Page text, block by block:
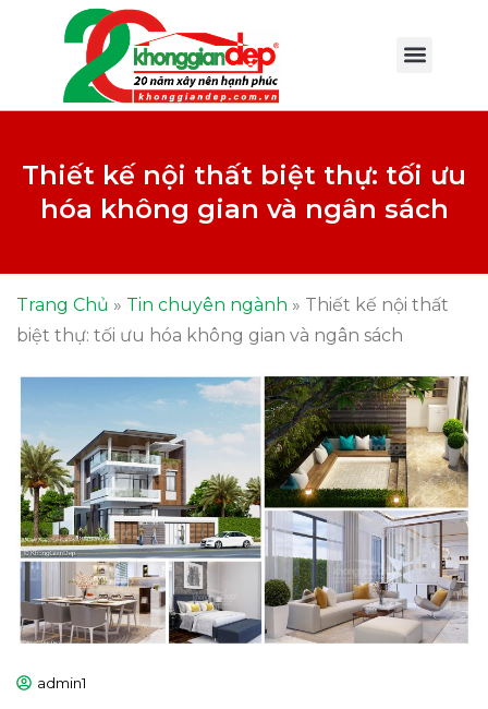
Thiết kế nội thất biệt thự: tối ưu
hóa không gian và ngân sách
Trang Chủ » Tin chuyên ngành » Thiết kế nội thất
biệt thự: tối ưu hóa không gian và ngân sách
admin1